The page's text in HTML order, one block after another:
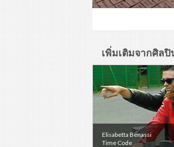
เพิ่มเติมจากศิลปิ
Elisabetta Benassi
Time Code